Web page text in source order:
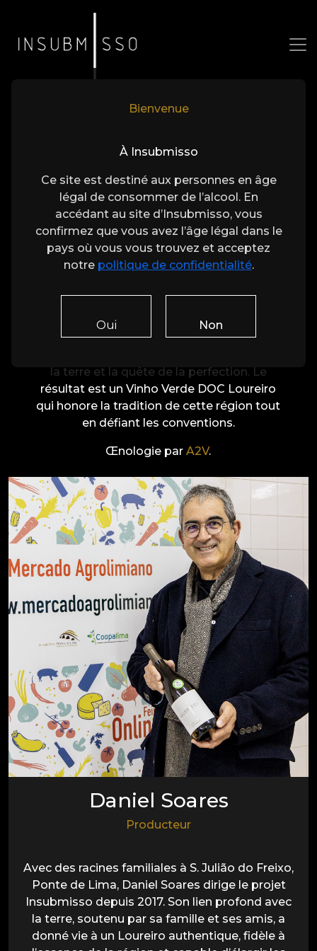
Élaboré avec Soin,
Enraciné dans le Terroir
Un Parfait Mélange de Vision et de Maîtrise,
Honorant la Nature et la Tradition.
Chaque bouteille d’Insubmisso reflète notre
engagement envers la qualité. Du soin
sélective et une vinification d’excellence
assurée par l’œnologue Jorge Sousa Pinto,
la terre et la quête de la perfection. Le
résultat est un Vinho Verde DOC Loureiro
qui honore la tradition de cette région tout
en défiant les conventions.
Œnologie parA2V.
Daniel Soares
Producteur
Avec des racines familiales à S. Julião do Freixo,
Ponte de Lima, Daniel Soares dirige le projet
Insubmisso depuis 2017. Son lien profond avec
la terre, soutenu par sa famille et ses amis, a
donné vie à un Loureiro authentique, fidèle à
Bienvenue
À Insubmisso
Ce site est destiné aux personnes en âge
légal de consommer de l’alcool. En
accédant au site d’Insubmisso, vous
confirmez que vous avez l’âge légal dans le
pays où vous vous trouvez et acceptez
notre politique de confidentialité.
Oui Non